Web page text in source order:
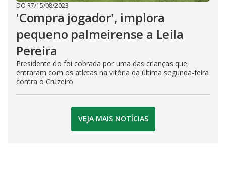
DO R7/15/08/2023
'Compra jogador', implora
pequeno palmeirense a Leila
Pereira
Presidente do foi cobrada por uma das crianças que
entraram com os atletas na vitória da última segunda-feira
contra o Cruzeiro
VEJA MAIS NOTÍCIAS